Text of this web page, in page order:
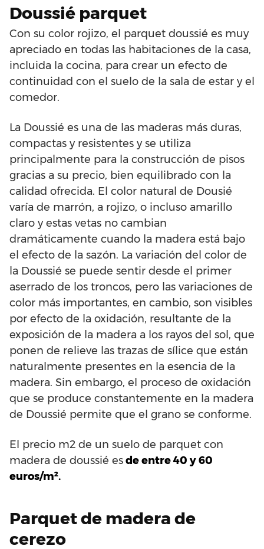
Doussié parquet
Con su color rojizo, el parquet doussié es muy
apreciado en todas las habitaciones de la casa,
incluida la cocina, para crear un efecto de
continuidad con el suelo de la sala de estar y el
comedor.
La Doussié es una de las maderas más duras,
compactas y resistentes y se utiliza
principalmente para la construcción de pisos
gracias a su precio, bien equilibrado con la
calidad ofrecida. El color natural de Dousié
varía de marrón, a rojizo, o incluso amarillo
claro y estas vetas no cambian
dramáticamente cuando la madera está bajo
el efecto de la sazón. La variación del color de
la Doussié se puede sentir desde el primer
aserrado de los troncos, pero las variaciones de
color más importantes, en cambio, son visibles
por efecto de la oxidación, resultante de la
exposición de la madera a los rayos del sol, que
ponen de relieve las trazas de sílice que están
naturalmente presentes en la esencia de la
madera. Sin embargo, el proceso de oxidación
que se produce constantemente en la madera
de Doussié permite que el grano se conforme.
El precio m2 de un suelo de parquet con
madera de doussié esde entre 40 y 60
euros/m².
Parquet de madera de
cerezo